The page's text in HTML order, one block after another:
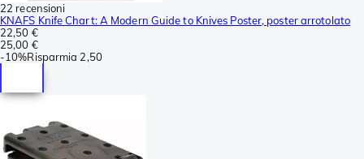
22 recensioni
KNAFS Knife Chart: A Modern Guide to Knives Poster, poster arrotolato
22,50 €
25,00 €
-10%Risparmia 2,50